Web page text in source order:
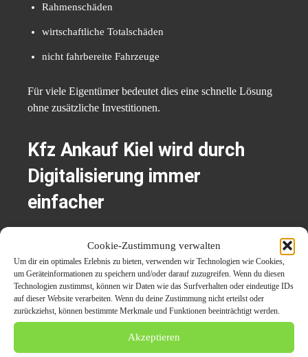
Cookie-Zustimmung verwalten
Um dir ein optimales Erlebnis zu bieten, verwenden wir Technologien wie Cookies,
um Geräteinformationen zu speichern und/oder darauf zuzugreifen. Wenn du diesen
Technologien zustimmst, können wir Daten wie das Surfverhalten oder eindeutige IDs
auf dieser Website verarbeiten. Wenn du deine Zustimmung nicht erteilst oder
zurückziehst, können bestimmte Merkmale und Funktionen beeinträchtigt werden.
Akzeptieren
Rahmenschäden
wirtschaftliche Totalschäden
nicht fahrbereite Fahrzeuge
Für viele Eigentümer bedeutet dies eine schnelle Lösung
ohne zusätzliche Investitionen.
Kfz Ankauf Kiel wird durch
Digitalisierung immer
einfacher
Wo früher mehrere Händler besucht werden mussten,
genügt heute oft eine digitale Fahrzeuganfrage.
Der Ablauf erfolgt meist in drei Schritten: